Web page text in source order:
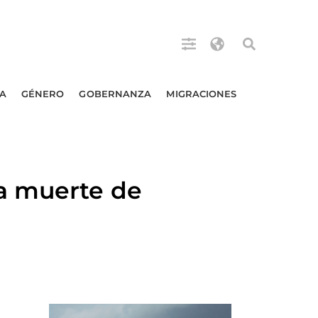
GÉNERO GOBERNANZA MIGRACIONES
muerte de